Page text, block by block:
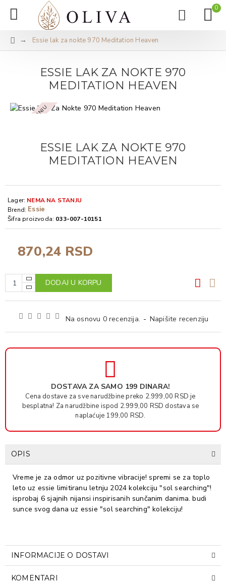
0
Essie lak za nokte 970 Meditation Heaven
ESSIE LAK ZA NOKTE 970
MEDITATION HEAVEN
NEMA NA STANJU
ESSIE LAK ZA NOKTE 970
MEDITATION HEAVEN
Na osnovu 0 recenzija. - Napišite recenziju
870,24 RSD
Lager: NEMA NA STANJU
Brend: Essie
Šifra proizvoda: 033-007-10151
DODAJ U KORPU
DOSTAVA ZA SAMO 199 DINARA!
Cena dostave za sve narudžbine preko 2.999,00 RSD je
besplatna! Za narudžbine ispod 2.999,00 RSD dostava se
naplaćuje 199,00 RSD.
OPIS
Vreme je za odmor uz pozitivne vibracije! spremi se za toplo
leto uz essie limitiranu letnju 2024 kolekciju "sol searching"!
isprobaj 6 sjajnih nijansi inspirisanih sunčanim danima. budi
sunce svog dana uz essie "sol searching" kolekciju!
INFORMACIJE O DOSTAVI
KOMENTARI